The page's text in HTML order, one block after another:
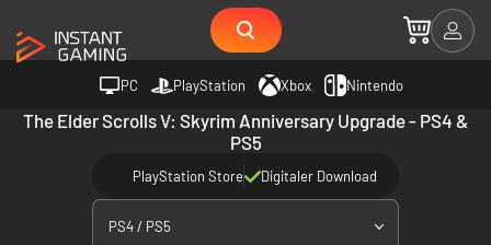
PC PlayStation Xbox Nintendo
The Elder Scrolls V: Skyrim Anniversary Upgrade - PS4 &
PS5
PlayStation Store Digitaler Download
PS4 / PS5